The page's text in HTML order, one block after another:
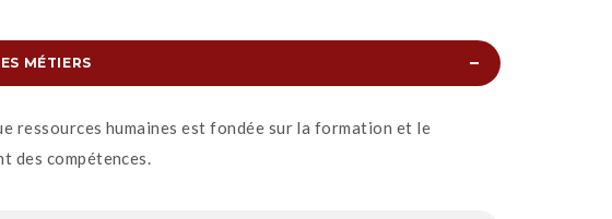
MÉTIERS
ressources humaines est fondée sur la formation et le
des compétences.